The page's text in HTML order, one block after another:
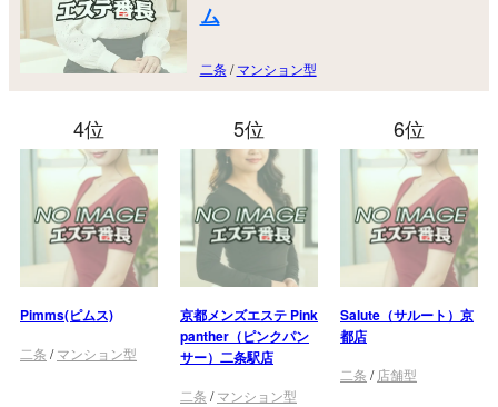
ム
二条 /マンション型
4位
Pimms(ピムス)
二条 /マンション型
5位
京都メンズエステ Pink
panther（ピンクパン
サー）二条駅店
二条 /マンション型
6位
Salute（サルート）京
都店
二条 / 店舗型